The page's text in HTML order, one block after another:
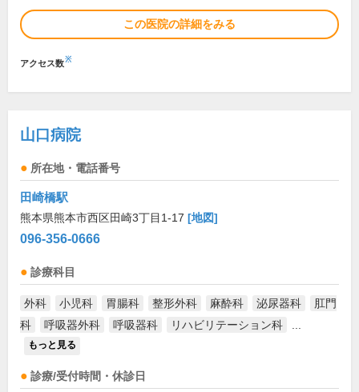
この医院の詳細をみる
アクセス数※
山口病院
所在地・電話番号
田崎橋駅
熊本県熊本市西区田崎3丁目1-17 [地図]
096-356-0666
診療科目
外科 小児科 胃腸科 整形外科 麻酔科 泌尿器科
肛門
科
呼吸器外科 呼吸器科 リハビリテーション科
もっと見る
診療/受付時間・休診日